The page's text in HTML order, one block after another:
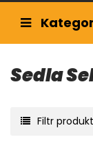
Sedla
Filtr